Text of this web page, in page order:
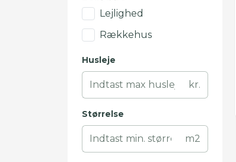
Lejlighed
Rækkehus
Husleje
kr.
Størrelse
m2